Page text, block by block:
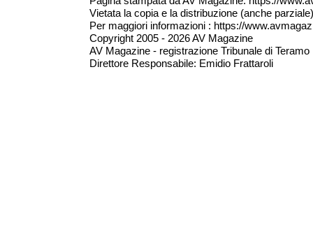
Vietata la copia e la distribuzione (anche
Per maggiori informazioni : https://
Copyright 2005 - 2026 AV Magazine
AV Magazine - registrazione Tribunale di
Direttore Responsabile: Emidio Frattaroli